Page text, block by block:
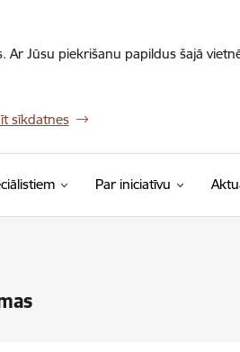
Jūsu piekrišanu papildus šajā
sīkdatnes
Par iniciatīvu